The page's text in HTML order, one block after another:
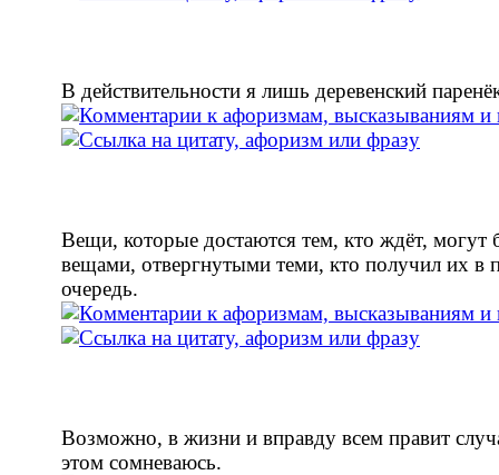
В действительности я лишь деревенский
Вещи, которые достаются тем, кто ждёт, могут
вещами, отвергнутыми теми, кто получил их в
очередь.
Возможно, в жизни и вправду всем правит
этом сомневаюсь.